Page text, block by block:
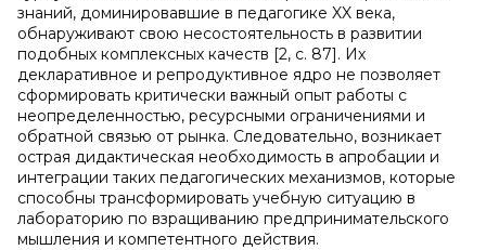
знаний, доминировавшие в педагогике XX века,
обнаруживают свою несостоятельность в развитии
подобных комплексных качеств [2, с. 87]. Их
декларативное и репродуктивное ядро не позволяет
сформировать критически важный опыт работы с
неопределенностью, ресурсными ограничениями и
обратной связью от рынка. Следовательно, возникает
острая дидактическая необходимость в апробации и
интеграции таких педагогических механизмов, которые
способны трансформировать учебную ситуацию в
лабораторию по взращиванию предпринимательского
мышления и компетентного действия.